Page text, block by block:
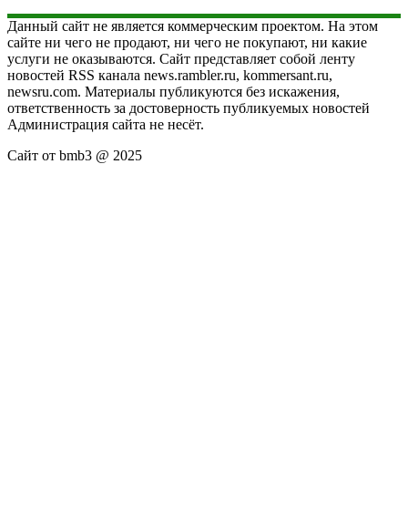
Данный сайт не является коммерческим проектом. На этом
сайте ни чего не продают, ни чего не покупают, ни какие
услуги не оказываются. Сайт представляет собой ленту
новостей RSS канала news.rambler.ru, kommersant.ru,
newsru.com. Материалы публикуются без искажения,
ответственность за достоверность публикуемых новостей
Администрация сайта не несёт.
Сайт от bmb3 @ 2025